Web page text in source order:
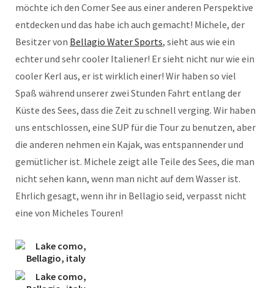
möchte ich den Comer See aus einer anderen Perspektive
entdecken und das habe ich auch gemacht! Michele, der
Besitzer von Bellagio Water Sports, sieht aus wie ein
echter und sehr cooler Italiener! Er sieht nicht nur wie ein
cooler Kerl aus, er ist wirklich einer! Wir haben so viel
Spaß während unserer zwei Stunden Fahrt entlang der
Küste des Sees, dass die Zeit zu schnell verging. Wir haben
uns entschlossen, eine SUP für die Tour zu benutzen, aber
die anderen nehmen ein Kajak, was entspannender und
gemütlicher ist. Michele zeigt alle Teile des Sees, die man
nicht sehen kann, wenn man nicht auf dem Wasser ist.
Ehrlich gesagt, wenn ihr in Bellagio seid, verpasst nicht
eine von Micheles Touren!